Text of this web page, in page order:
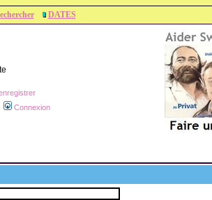
DATES
Connexion